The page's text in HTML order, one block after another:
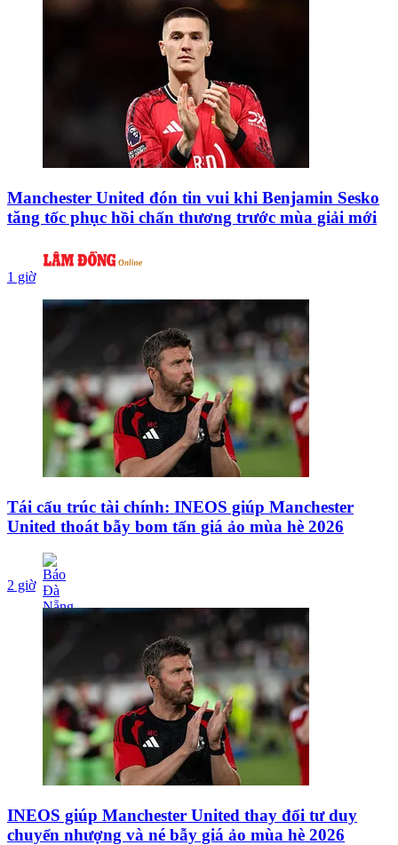
Manchester United đón tin vui khi Benjamin Sesko
tăng tốc phục hồi chấn thương trước mùa giải mới
1 giờ
Tái cấu trúc tài chính: INEOS giúp Manchester
United thoát bẫy bom tấn giá ảo mùa hè 2026
2 giờ
INEOS giúp Manchester United thay đổi tư duy
chuyển nhượng và né bẫy giá ảo mùa hè 2026